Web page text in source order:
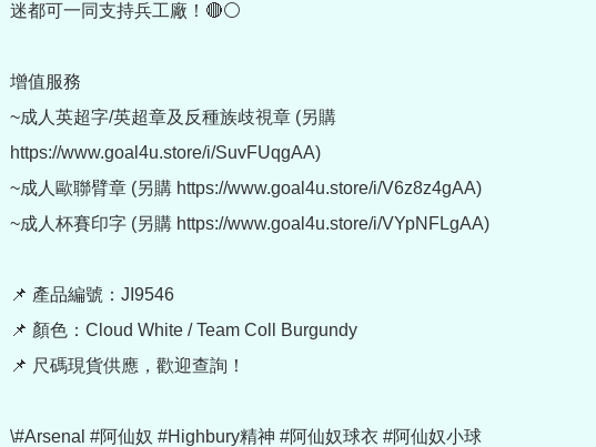
迷都可一同支持兵工廠！🔴⚪
增值服務
~成人英超字/英超章及反種族歧視章 (另購
https://www.goal4u.store/i/SuvFUqgAA)
~成人歐聯臂章 (另購 https://www.goal4u.store/i/V6z8z4gAA)
~成人杯賽印字 (另購 https://www.goal4u.store/i/VYpNFLgAA)
📌 產品編號：JI9546
📌 顏色：Cloud White / Team Coll Burgundy
📌 尺碼現貨供應，歡迎查詢！
\#Arsenal #阿仙奴 #Highbury精神 #阿仙奴球衣 #阿仙奴小球